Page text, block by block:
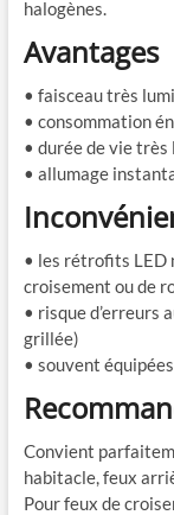
halogènes.
Avantages
• faisceau très
• consommation
• durée de vie très
• allumage
• les rétrofits LED
croisement ou de
• risque d’erreurs
grillée)
• souvent
Convient
habitacle, feux
Pour feux de